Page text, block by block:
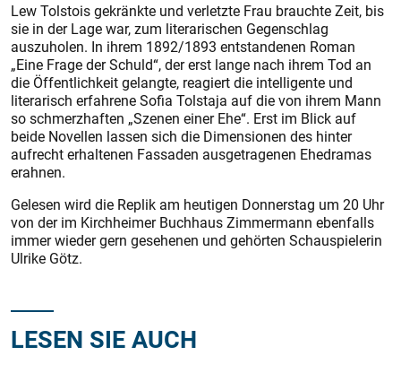
Lew Tolstois gekränkte und verletzte Frau brauchte Zeit, bis
sie in der Lage war, zum literarischen Gegenschlag
auszuholen. In ihrem 1892/1893 entstandenen Roman
„Eine Frage der Schuld“, der erst lange nach ihrem Tod an
die Öffentlichkeit gelangte, reagiert die intelligente und
literarisch erfahrene Sofia Tolstaja auf die von ihrem Mann
so schmerzhaften „Szenen einer Ehe“. Erst im Blick auf
beide Novellen lassen sich die Dimensionen des hinter
aufrecht erhaltenen Fassaden ausgetragenen Ehedramas
erahnen.
Gelesen wird die Replik am heutigen Donnerstag um 20 Uhr
von der im Kirchheimer Buchhaus Zimmermann ebenfalls
immer wieder gern gesehenen und gehörten Schauspielerin
Ulrike Götz.
LESEN SIE AUCH